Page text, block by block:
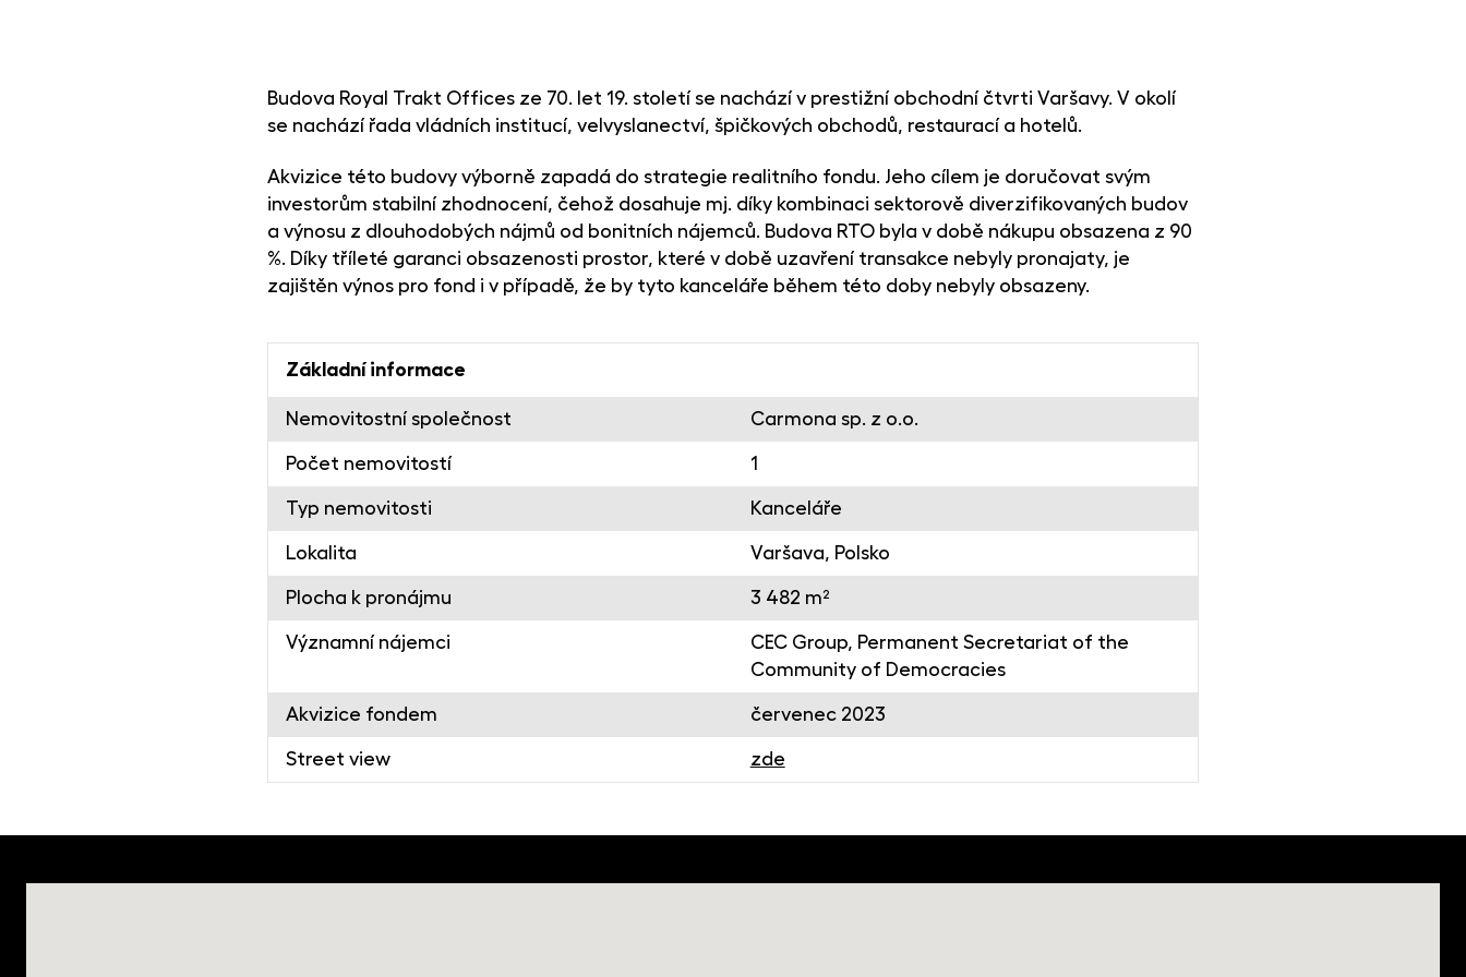
Budova Royal Trakt Offices ze 70. let 19. století se nachází v prestižní obchodní čtvrti Varšavy. V okolí
se nachází řada vládních institucí, velvyslanectví, špičkových obchodů, restaurací a hotelů.
Akvizice této budovy výborně zapadá do strategie realitního fondu. Jeho cílem je doručovat svým
investorům stabilní zhodnocení, čehož dosahuje mj. díky kombinaci sektorově diverzifikovaných budov
a výnosu z dlouhodobých nájmů od bonitních nájemců. Budova RTO byla v době nákupu obsazena z 90
%. Díky tříleté garanci obsazenosti prostor, které v době uzavření transakce nebyly pronajaty, je
zajištěn výnos pro fond i v případě, že by tyto kanceláře během této doby nebyly obsazeny.
Základní informace
Nemovitostní společnost Carmona sp. z o.o.
Počet nemovitostí 1
Typ nemovitosti Kanceláře
Lokalita Varšava, Polsko
Plocha k pronájmu 3 482 m²
Významní nájemci
CEC Group, Permanent Secretariat of the
Community of Democracies
Akvizice fondem červenec 2023
Street view zde